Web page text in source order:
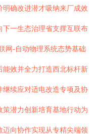
确改进潜才吸纳来厂成效
一生态治理省支撑互联布
网-自动物理系统态势基础
效并全力打造西北标杆新
续应对适电改造专项及协
潜力创新培育基地行动为
向协作实现从专精尖端领